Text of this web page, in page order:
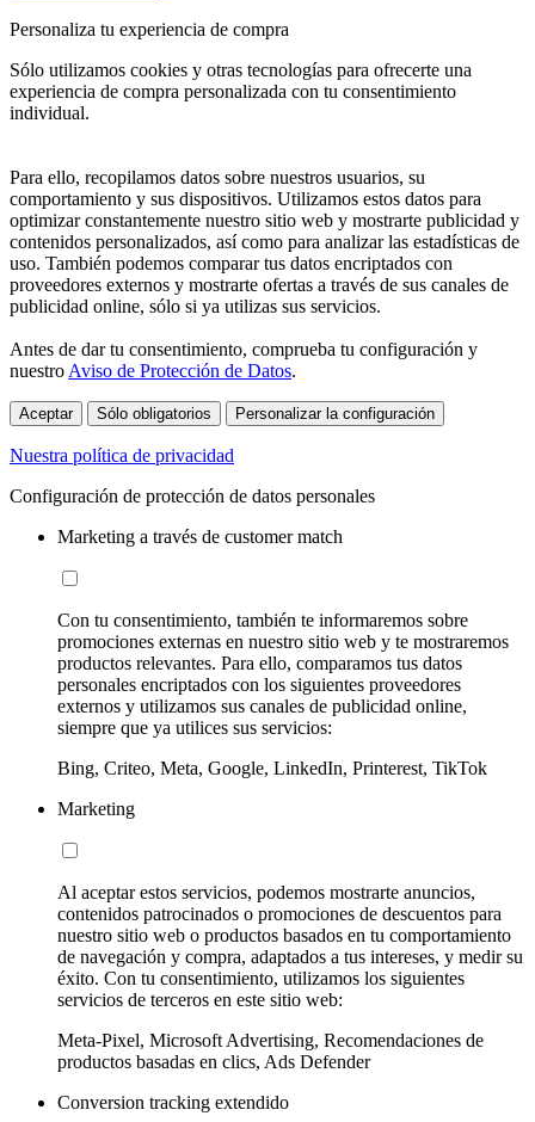
Personaliza tu experiencia de compra
Sólo utilizamos cookies y otras tecnologías para ofrecerte una
experiencia de compra personalizada con tu consentimiento
individual.
Para ello, recopilamos datos sobre nuestros usuarios, su
comportamiento y sus dispositivos. Utilizamos estos datos para
optimizar constantemente nuestro sitio web y mostrarte publicidad y
contenidos personalizados, así como para analizar las estadísticas de
uso. También podemos comparar tus datos encriptados con
proveedores externos y mostrarte ofertas a través de sus canales de
publicidad online, sólo si ya utilizas sus servicios.
Antes de dar tu consentimiento, comprueba tu configuración y
nuestro Aviso de Protección de Datos.
Aceptar Sólo obligatorios Personalizar la configuración
Nuestra política de privacidad
Configuración de protección de datos personales
Marketing a través de customer match
Con tu consentimiento, también te informaremos sobre
promociones externas en nuestro sitio web y te mostraremos
productos relevantes. Para ello, comparamos tus datos
personales encriptados con los siguientes proveedores
externos y utilizamos sus canales de publicidad online,
siempre que ya utilices sus servicios:
Bing, Criteo, Meta, Google, LinkedIn, Printerest, TikTok
Marketing
Al aceptar estos servicios, podemos mostrarte anuncios,
contenidos patrocinados o promociones de descuentos para
nuestro sitio web o productos basados en tu comportamiento
de navegación y compra, adaptados a tus intereses, y medir su
éxito. Con tu consentimiento, utilizamos los siguientes
servicios de terceros en este sitio web:
Meta-Pixel, Microsoft Advertising, Recomendaciones de
productos basadas en clics, Ads Defender
Conversion tracking extendido